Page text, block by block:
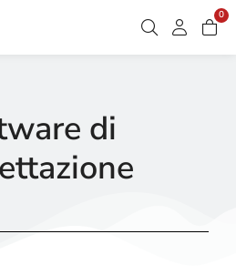
0
di